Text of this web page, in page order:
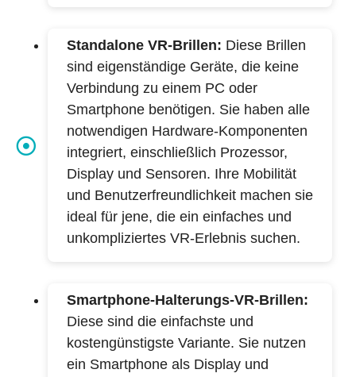
Standalone VR-Brillen: Diese Brillen
sind eigenständige Geräte, die keine
Verbindung zu einem PC oder
Smartphone benötigen. Sie haben alle
notwendigen Hardware-Komponenten
integriert, einschließlich Prozessor,
Display und Sensoren. Ihre Mobilität
und Benutzerfreundlichkeit machen sie
ideal für jene, die ein einfaches und
unkompliziertes VR-Erlebnis suchen.
Smartphone-Halterungs-VR-Brillen:
Diese sind die einfachste und
kostengünstigste Variante. Sie nutzen
ein Smartphone als Display und